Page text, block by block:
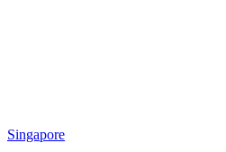
Singapore